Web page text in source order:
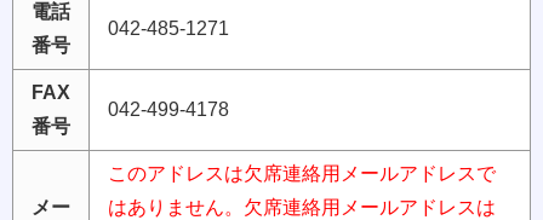
電話
番号
042-485-1271
FAX
番号
042-499-4178
メー
このアドレスは欠席連絡用メールアドレスで
はありません。欠席連絡用メールアドレスは